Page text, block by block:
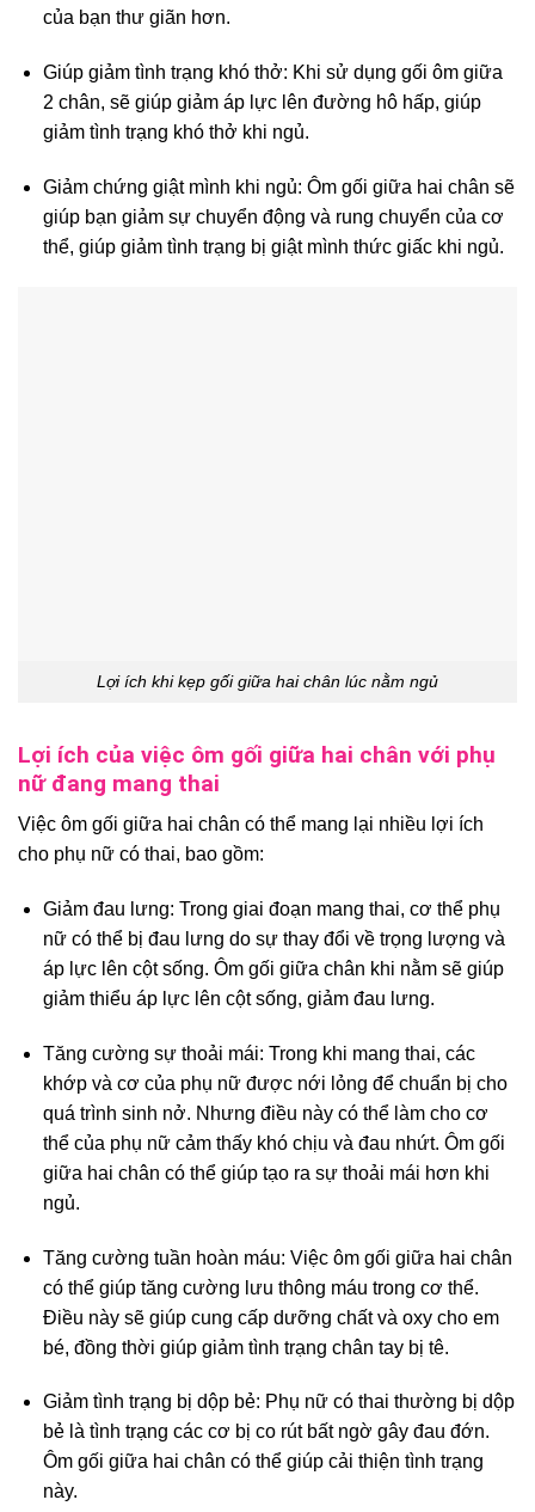
của bạn thư giãn hơn.
Giúp giảm tình trạng khó thở: Khi sử dụng gối ôm giữa
2 chân, sẽ giúp giảm áp lực lên đường hô hấp, giúp
giảm tình trạng khó thở khi ngủ.
Giảm chứng giật mình khi ngủ: Ôm gối giữa hai chân sẽ
giúp bạn giảm sự chuyển động và rung chuyển của cơ
thể, giúp giảm tình trạng bị giật mình thức giấc khi ngủ.
Lợi ích khi kẹp gối giữa hai chân lúc nằm ngủ
Lợi ích của việc ôm gối giữa hai chân với phụ
nữ đang mang thai
Việc ôm gối giữa hai chân có thể mang lại nhiều lợi ích
cho phụ nữ có thai, bao gồm:
Giảm đau lưng: Trong giai đoạn mang thai, cơ thể phụ
nữ có thể bị đau lưng do sự thay đổi về trọng lượng và
áp lực lên cột sống. Ôm gối giữa chân khi nằm sẽ giúp
giảm thiểu áp lực lên cột sống, giảm đau lưng.
Tăng cường sự thoải mái: Trong khi mang thai, các
khớp và cơ của phụ nữ được nới lỏng để chuẩn bị cho
quá trình sinh nở. Nhưng điều này có thể làm cho cơ
thể của phụ nữ cảm thấy khó chịu và đau nhứt. Ôm gối
giữa hai chân có thể giúp tạo ra sự thoải mái hơn khi
ngủ.
Tăng cường tuần hoàn máu: Việc ôm gối giữa hai chân
có thể giúp tăng cường lưu thông máu trong cơ thể.
Điều này sẽ giúp cung cấp dưỡng chất và oxy cho em
bé, đồng thời giúp giảm tình trạng chân tay bị tê.
Giảm tình trạng bị dộp bẻ: Phụ nữ có thai thường bị dộp
bẻ là tình trạng các cơ bị co rút bất ngờ gây đau đớn.
Ôm gối giữa hai chân có thể giúp cải thiện tình trạng
này.